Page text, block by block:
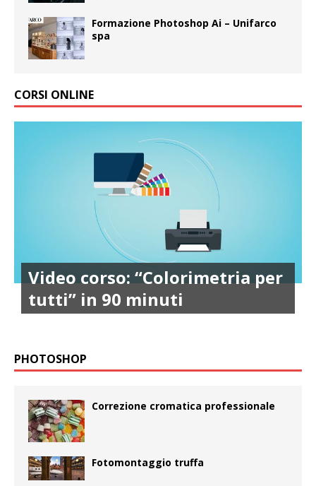
Formazione Photoshop Ai – Unifarco
spa
CORSI ONLINE
Video corso: “Colorimetria per
tutti” in 90 minuti
PHOTOSHOP
Correzione cromatica professionale
Fotomontaggio truffa